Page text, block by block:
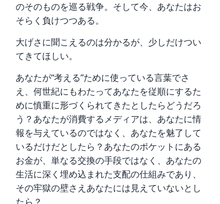
のそのものを巡る戦争。そして今、あなたはお
そらく負けつつある。
大げさに聞こえるのは分かるが、少しだけつい
てきてほしい。
あなたが“考える”ために使っている言葉でさ
え、何世紀にもわたってあなたを従順にするた
めに慎重に形づくられてきたとしたらどうだろ
う？あなたが消費するメディアは、あなたに情
報を与えているのではなく、あなたを魅了して
いるだけだとしたら？あなたのポケットにある
お金が、単なる交換の手段ではなく、あなたの
生活に深く埋め込まれた支配の仕組みであり、
その牢獄の壁さえあなたには見えていないとし
たら？